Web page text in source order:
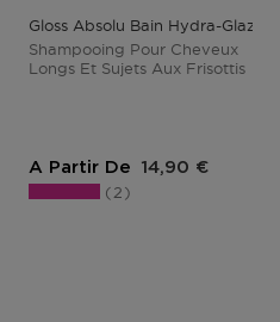
Gloss Absolu Bain Hydra-Glaze
Shampooing Pour Cheveux
Longs Et Sujets Aux Frisottis
A Partir De Prix du produit
14,90 €
2